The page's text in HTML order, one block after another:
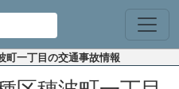
町一丁目の交通事故情報